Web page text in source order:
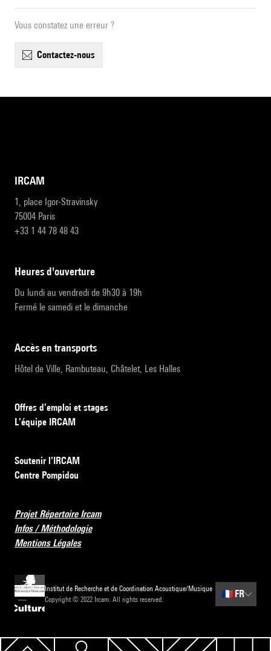
Vous constatez une erreur ?
contactez-nous
IRCAM
1, place Igor-Stravinsky
75004 Paris
+33 1 44 78 48 43
heures d'ouverture
Du lundi au vendredi de 9h30 à 19h
Fermé le samedi et le dimanche
accès en transports
Hôtel de Ville, Rambuteau, Châtelet, Les Halles
Offres d’emploi et stages
L’équipe IRCAM
Soutenir l’IRCAM
Centre Pompidou
Projet Répertoire Ircam
Infos / Méthodologie
Mentions Légales
Institut de Recherche et de Coordination Acoustique/Musique
Copyright © 2022 Ircam. All rights reserved.
🇫🇷 FR